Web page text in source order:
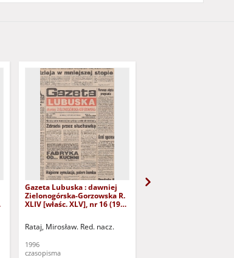
Gazeta Lubuska : dawniej
Zielonogórska-Gorzowska R.
XLIV [właśc. XLV], nr 16 (19
Rataj, Mirosław. Red. nacz.
1996
czasopisma